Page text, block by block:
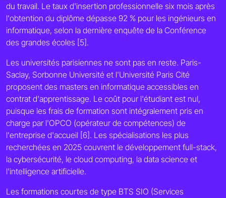
du travail. Le taux d'insertion professionnelle six mois après
l'obtention du diplôme dépasse 92 % pour les ingénieurs en
informatique, selon la dernière enquête de la Conférence
des grandes écoles [5].
Les universités parisiennes ne sont pas en reste. Paris-
Saclay, Sorbonne Université et l'Université Paris Cité
proposent des masters en informatique accessibles en
contrat d'apprentissage. Le coût pour l'étudiant est nul,
puisque les frais de formation sont intégralement pris en
charge par l'OPCO (opérateur de compétences) de
l'entreprise d'accueil [6]. Les spécialisations les plus
recherchées en 2025 couvrent le développement full-stack,
la cybersécurité, le cloud computing, la data science et
l'intelligence artificielle.
Les formations courtes de type BTS SIO (Services